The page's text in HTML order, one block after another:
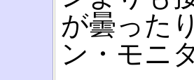
が曇った
ン・モニ